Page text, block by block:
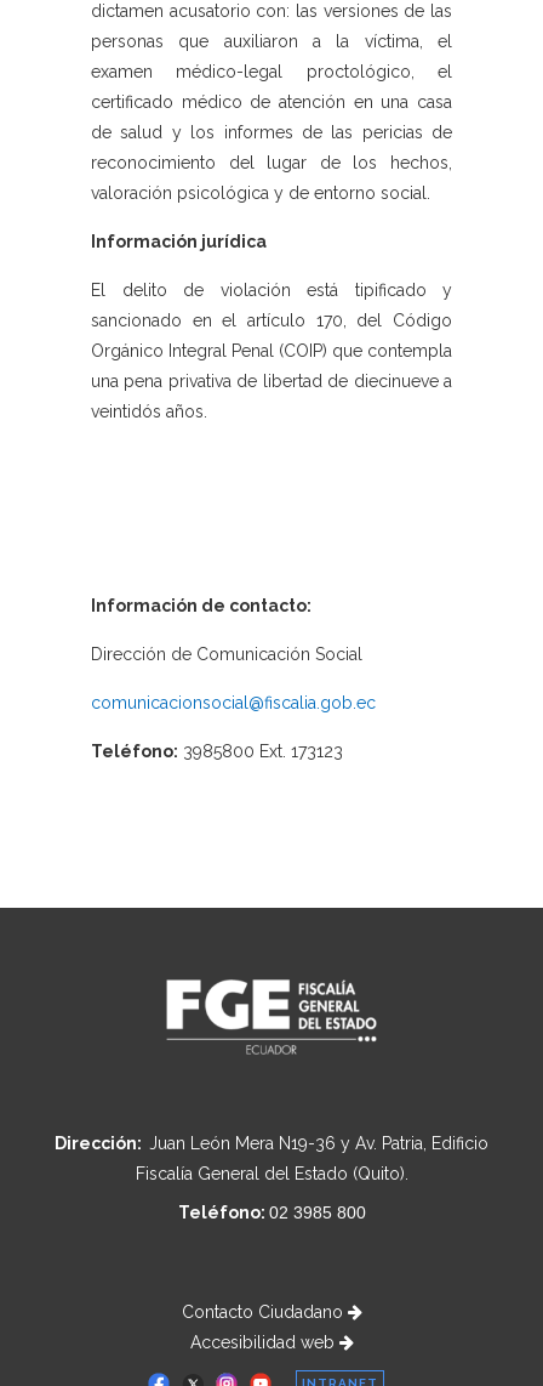
dictamen acusatorio con: las versiones de las
personas que auxiliaron a la víctima, el
examen médico-legal proctológico, el
certificado médico de atención en una casa
de salud y los informes de las pericias de
reconocimiento del lugar de los hechos,
valoración psicológica y de entorno social.
Información jurídica
El delito de violación está tipificado y
sancionado en el artículo 170, del Código
Orgánico Integral Penal (COIP) que contempla
una pena privativa de libertad de diecinueve a
veintidós años.
Información de contacto:
Dirección de Comunicación Social
comunicacionsocial@fiscalia.gob.ec
Teléfono: 3985800 Ext. 173123
Dirección: Juan León Mera N19-36 y Av. Patria, Edificio
Fiscalía General del Estado (Quito).
Teléfono: 02 3985 800
Contacto Ciudadano
Accesibilidad web
INTRANET